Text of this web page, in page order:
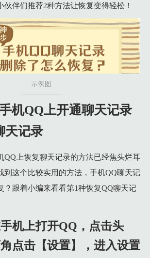
伙伴们推荐2种方法让恢复变得轻松！
示例图
机QQ上开通聊天记录
天记录
QQ上恢复聊天记录的方法已经焦头烂耳
到这个比较实用的方法，手机QQ聊天记
？跟着小编来看看第1种恢复QQ聊天记
机上打开QQ，点击头
点击【设置】，进入设置
弹出一个【聊天记录恢复】的对话框，在手机